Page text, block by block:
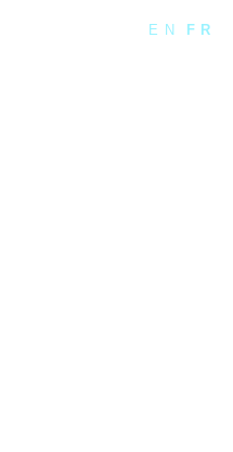
EN FR